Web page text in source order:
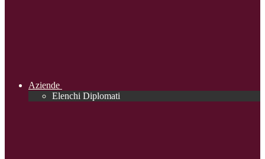
Aziende
Elenchi Diplomati